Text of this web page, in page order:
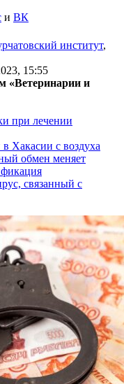
и ВК
институт,
15:55
«Ветеринарии и
при лечении
Хакасии с воздуха
обмен меняет
связанный с